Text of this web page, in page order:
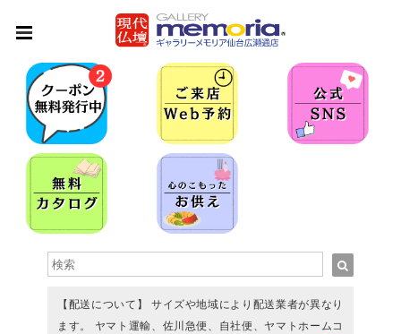
【配送について】 サイズや地域により配送業者が異なり
ます。 ヤマト運輸、佐川急便、自社便、ヤマトホームコ